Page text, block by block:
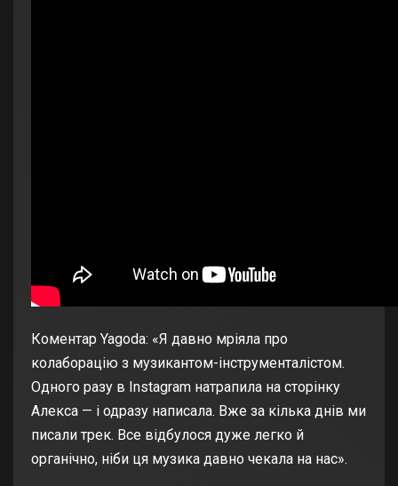
Коментар Yagoda: «Я давно мріяла про
колаборацію з музикантом-інструменталістом.
Одного разу в Instagram натрапила на сторінку
Алекса — і одразу написала. Вже за кілька днів ми
писали трек. Все відбулося дуже легко й
органічно, ніби ця музика давно чекала на нас».